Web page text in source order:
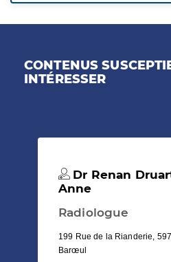
CONTENUS
INTÉRESSER
Dr Renan
Anne
Radiologue
199 Rue de la Rianderie,
Barœul